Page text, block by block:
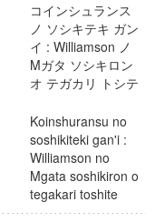
コインシュランス
ノ ソシキテキ ガン
イ : Williamson ノ
Mガタ ソシキロン
オ テガカリ トシテ
Koinshuransu no
soshikiteki gan'i :
Williamson no
Mgata soshikiron o
tegakari toshite